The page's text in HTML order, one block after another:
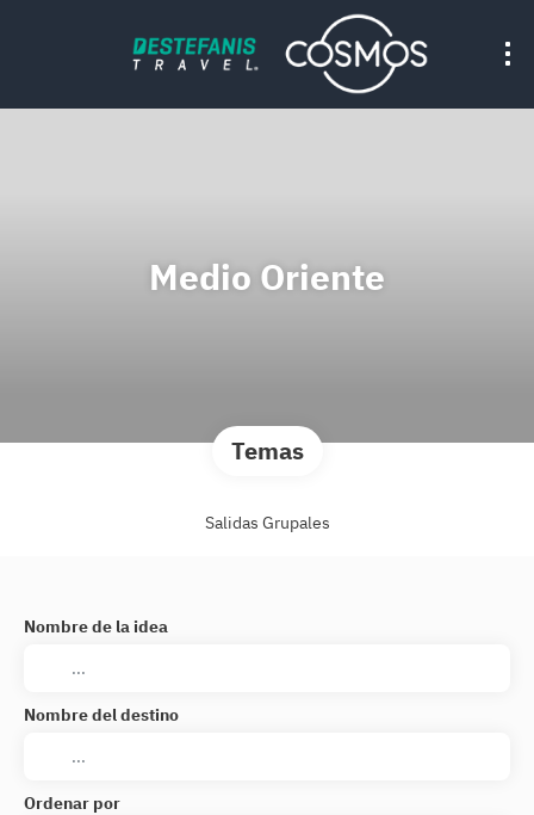
Medio Oriente
Temas
Salidas Grupales
Nombre de la idea
Nombre del destino
Ordenar por